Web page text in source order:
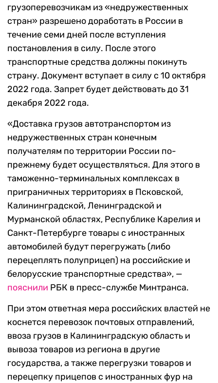
грузоперевозчикам из «недружественных
стран» разрешено доработать в России в
течение семи дней после вступления
постановления в силу. После этого
транспортные средства должны покинуть
страну. Документ вступает в силу с 10 октября
2022 года. Запрет будет действовать до 31
декабря 2022 года.
«Доставка грузов автотранспортом из
недружественных стран конечным
получателям по территории России по-
прежнему будет осуществляться. Для этого в
таможенно-терминальных комплексах в
приграничных территориях в Псковской,
Калининградской, Ленинградской и
Мурманской областях, Республике Карелия и
Санкт-Петербурге товары с иностранных
автомобилей будут перегружать (либо
перецеплять полуприцеп) на российские и
белорусские транспортные средства», —
пояснили РБК в пресс-службе Минтранса.
При этом ответная мера российских властей не
коснется перевозок почтовых отправлений,
ввоза грузов в Калининградскую область и
вывоза товаров из региона в другие
государства, а также перегрузки товаров и
перецепку прицепов с иностранных фур на